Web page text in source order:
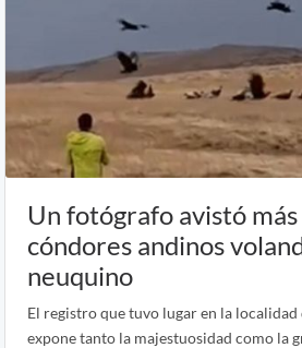
Un fotógrafo avistó
cóndores andinos
neuquino
El registro que tuvo lugar en la localidad
expone tanto la majestuosidad como la